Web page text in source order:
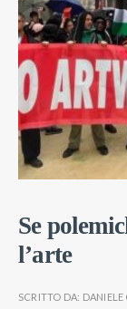
Se
l’arte
SCRITTO DA: DANIELE